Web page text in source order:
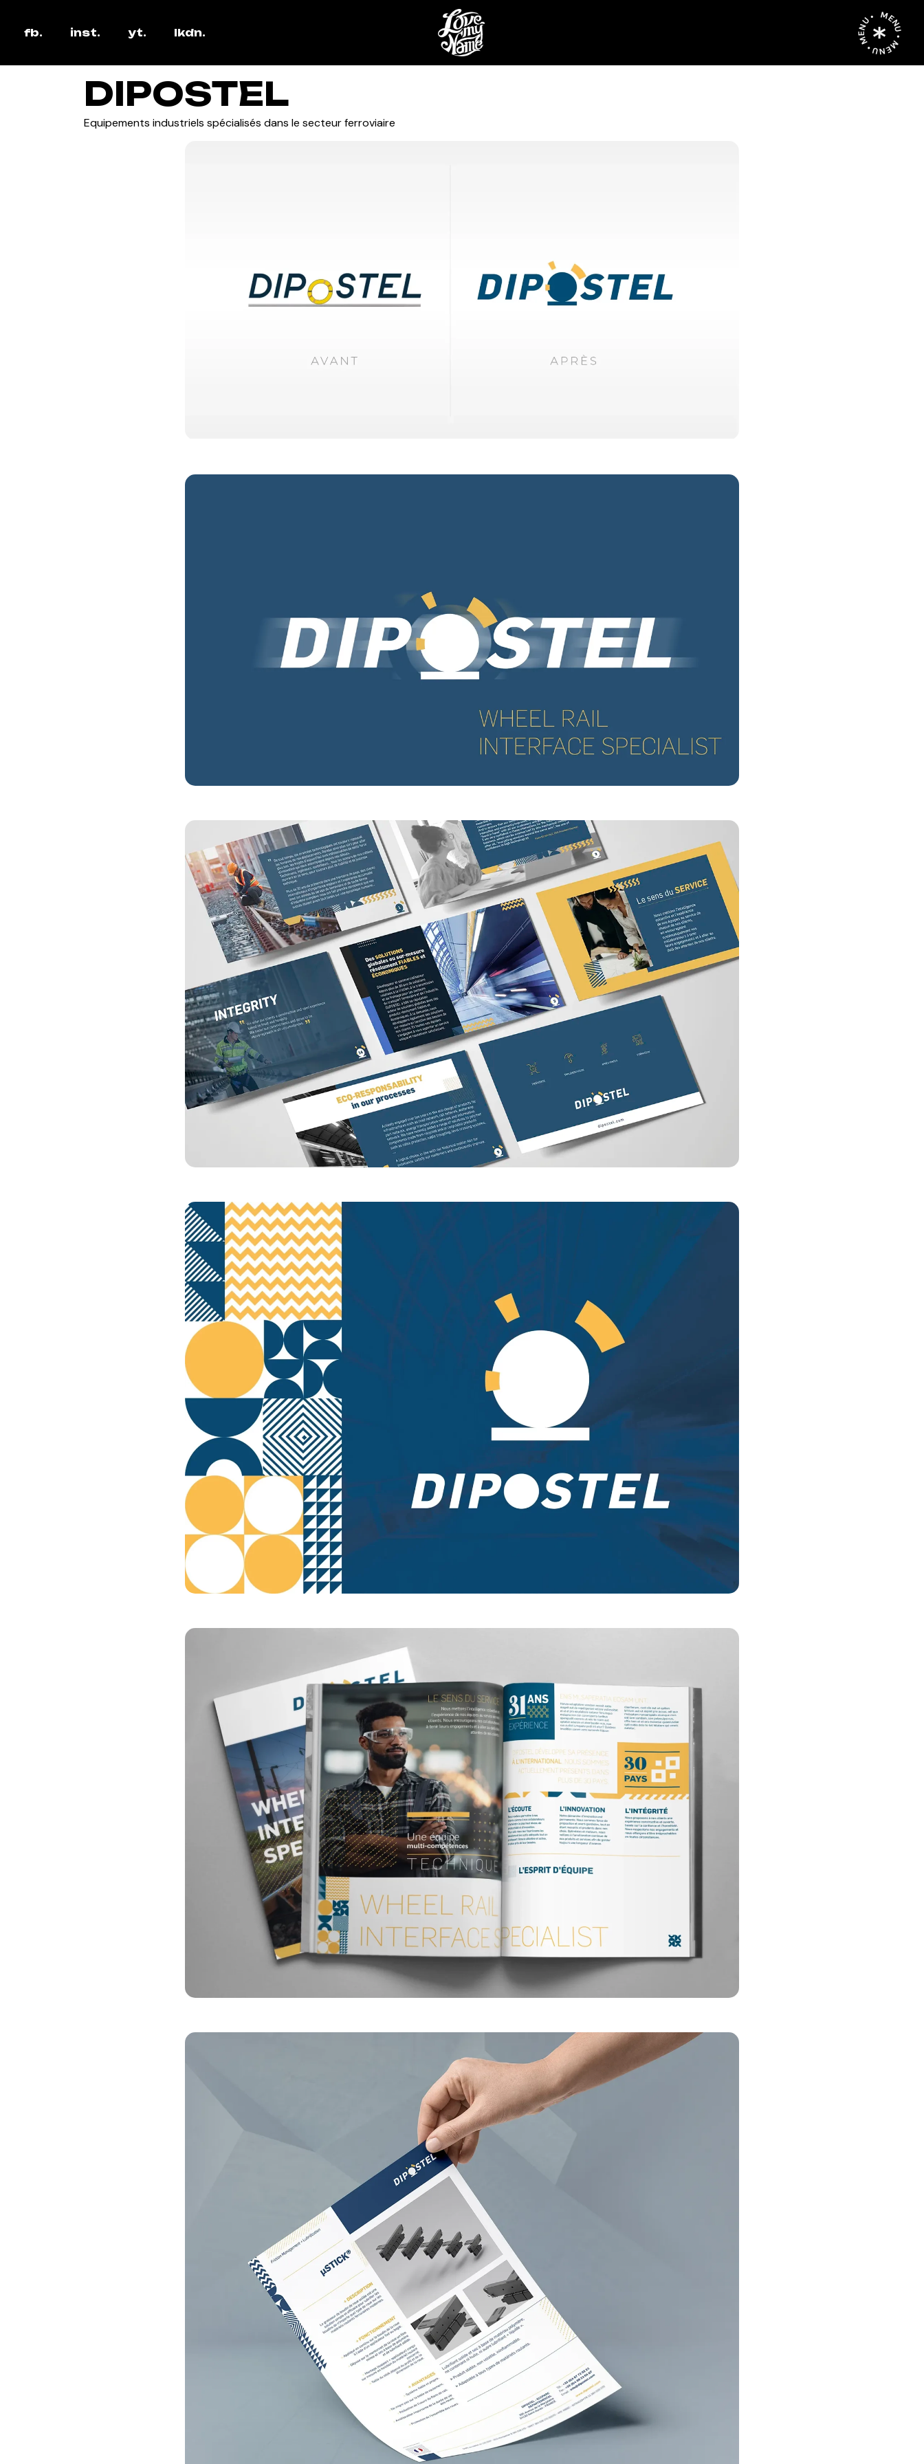
fb. inst. yt. lkdn. MENU • MENU • MENU •
DIPOSTEL
Equipements industriels spécialisés dans le secteur ferroviaire